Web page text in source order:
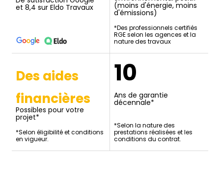
et 8,4 sur Eldo Travaux (moins d'énergie, moins
d'émissions)
*Des professionnels certifiés
RGE selon les agences et la
nature des travaux
Des aides
financières
Possibles pour votre
projet*
*Selon éligibilité et conditions
en vigueur.
10
Ans de garantie
décennale*
*Selon la nature des
prestations réalisées et les
conditions du contrat.